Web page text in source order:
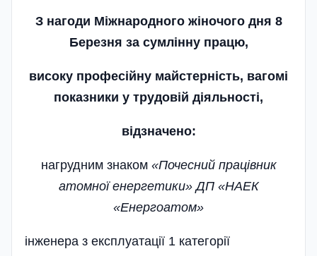
З нагоди Міжнародного жіночого дня 8
Березня за сумлінну працю,
високу професійну майстерність, вагомі
показники у трудовій діяльності,
відзначено:
нагрудним знаком «Почесний працівник
атомної енергетики» ДП «НАЕК
«Енергоатом»
інженера з експлуатації 1 категорії